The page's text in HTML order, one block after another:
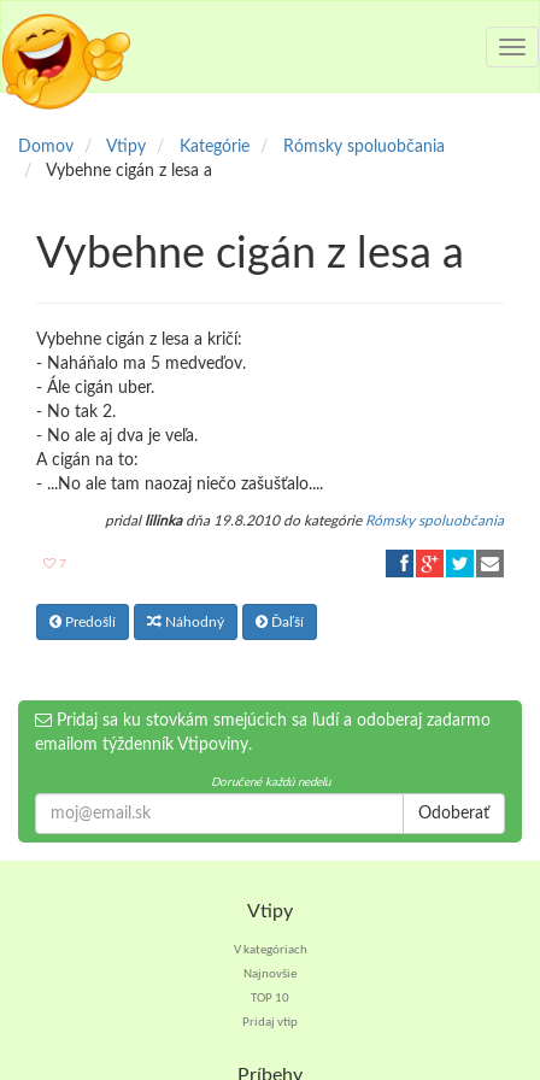
Domov Vtipy Kategórie
Rómsky spoluobčania
Vybehne cigán z lesa a
Vybehne cigán z lesa a
Vybehne cigán z lesa a kričí:
- Naháňalo ma 5 medveďov.
- Ále cigán uber.
- No tak 2.
- No ale aj dva je veľa.
A cigán na to:
- ...No ale tam naozaj niečo zašušťalo....
pridal lilinkadňa 19.8.2010 do kategórie Rómsky spoluobčania
7
Predošlí Náhodný Ďaľší
Pridaj sa ku stovkám smejúcich sa ľudí a odoberaj zadarmo
emailom týždenník Vtipoviny.
Doručené každú nedeľu
Odoberať
Vtipy
V kategóriach
Najnovšie
TOP 10
Pridaj vtip
Príbehy